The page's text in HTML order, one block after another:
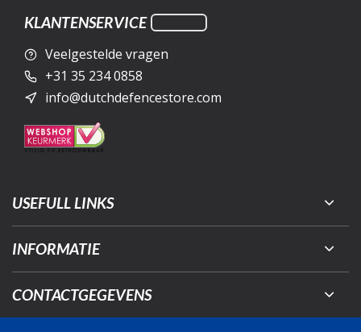
KLANTENSERVICE
Veelgestelde vragen
+31 35 234 0858
info@dutchdefencestore.com
USEFULL LINKS
INFORMATIE
CONTACTGEGEVENS